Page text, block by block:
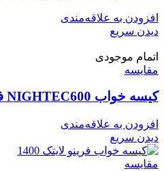
افزودن به علاقه‌مندی
دیدن سریع
اتمام موجودی
مقایسه
کیسه خواب NIGHTEC600 فرینو
افزودن به علاقه‌مندی
دیدن سریع
مقایسه